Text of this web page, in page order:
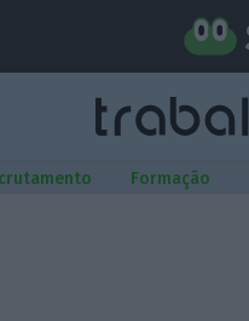
Formação